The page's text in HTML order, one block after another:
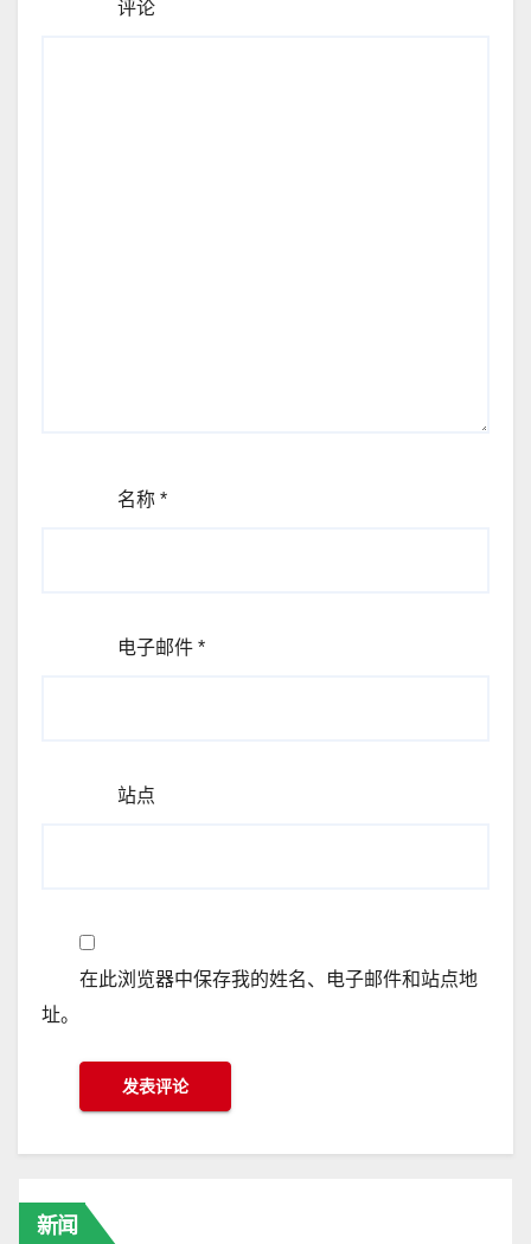
评论
名称 *
电子邮件 *
站点
在此浏览器中保存我的姓名、电子邮件和站点地
址。
新闻